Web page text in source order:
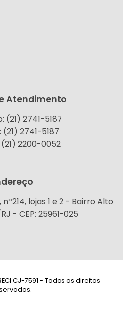
Atendimento
(21) 2741-5187
2741-5187
2200-0052
lojas 1 e 2 - Bairro Alto
- CEP: 25961-025
CJ-7591 - Todos os direitos